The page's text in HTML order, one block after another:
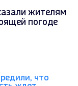
жителям
погоде